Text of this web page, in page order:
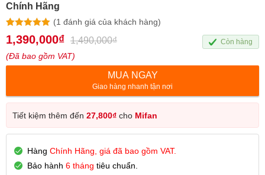
Chính Hãng
5.00trên 5
dựa trên
1
(1 đánh giá của khách hàng)
1,390,000₫ 1,490,000₫
(Đã bao gồm VAT)
Còn hàng
MUA NGAY
Giao hàng nhanh tận nơi
Tiết kiệm thêm đến 27,800₫ cho Mifan
Hàng Chính Hãng, giá đã bao gồm VAT.
Bảo hành 6 tháng tiêu chuẩn.